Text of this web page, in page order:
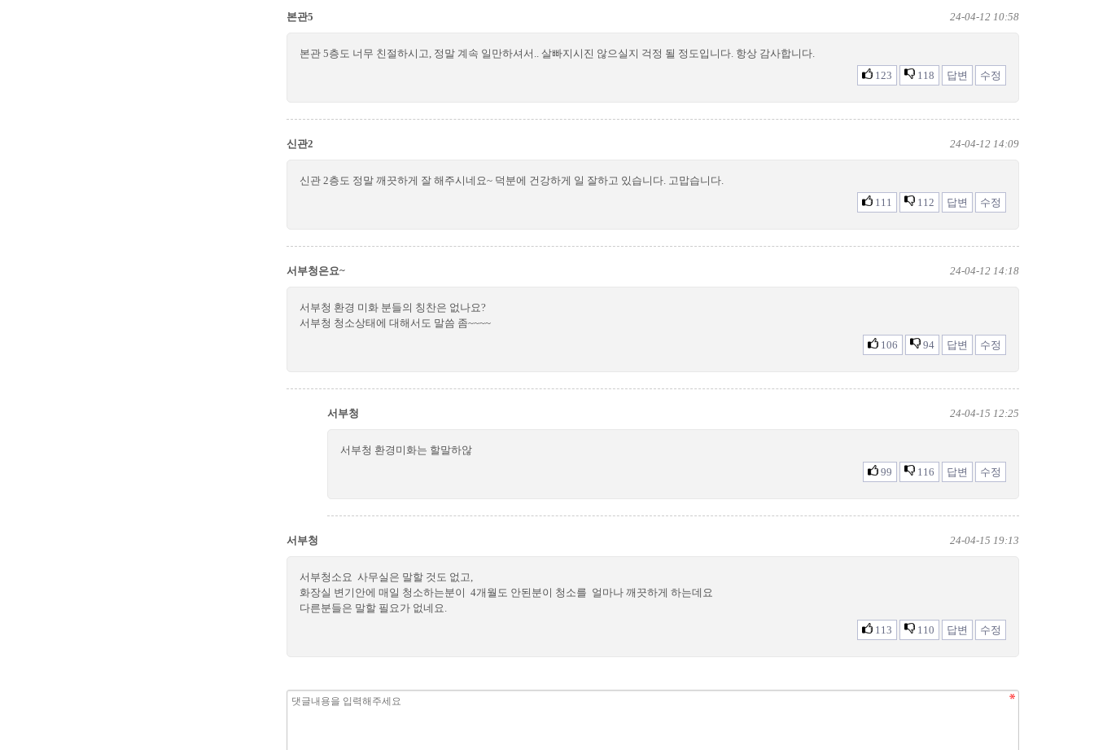
본관5 24-04-12 10:58
본관 5층도 너무 친절하시고, 정말 계속 일만하셔서.. 살빠지시진 않으실지 걱정 될 정도입니다. 항상 감사합니다.
123
118 답변 수정
신관2 24-04-12 14:09
신관 2층도 정말 깨끗하게 잘 해주시네요~ 덕분에 건강하게 일 잘하고 있습니다. 고맙습니다.
111
112 답변 수정
서부청은요~ 24-04-12 14:18
서부청 환경 미화 분들의 칭찬은 없나요?
서부청 청소상태에 대해서도 말씀 좀~~~~
106
94 답변 수정
서부청 24-04-15 12:25
서부청 환경미화는 할말하않
99
116 답변 수정
서부청 24-04-15 19:13
서부청소요 사무실은 말할 것도 없고,
화장실 변기안에 매일 청소하는분이 4개월도 안된분이 청소를 얼마나 깨끗하게 하는데요
다른분들은 말할 필요가 없네요.
113
110 답변 수정